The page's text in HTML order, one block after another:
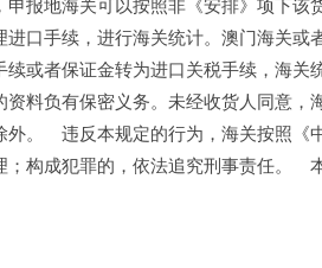
报地海关可以按照非《安排》项下
进口手续，进行海关统计。澳门海关
或者保证金转为进口关税手续，海
资料负有保密义务。未经收货人同意
。　违反本规定的行为，海关按照
构成犯罪的，依法追究刑事责任。　